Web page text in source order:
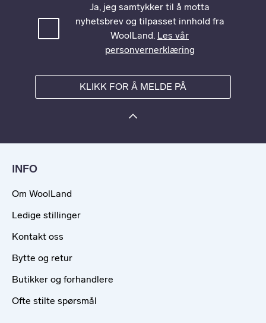
Ja, jeg samtykker til å motta
nyhetsbrev og tilpasset innhold fra
WoolLand. Les vår
personvernerklæring
KLIKK FOR Å MELDE PÅ
INFO
Om WoolLand
Ledige stillinger
Kontakt oss
Bytte og retur
Butikker og forhandlere
Ofte stilte spørsmål